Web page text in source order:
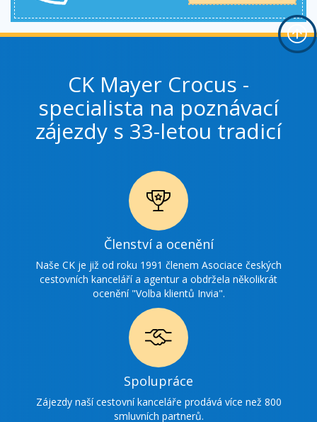
CK Mayer Crocus -
specialista na poznávací
zájezdy s 33-letou tradicí
Ikonka
ocenění
Členství a ocenění
Naše CK je již od roku 1991 členem Asociace českých
cestovních kanceláří a agentur a obdržela několikrát
ocenění "Volba klientů Invia".
Ikonka
spolupráce
Spolupráce
Zájezdy naší cestovní kanceláře prodává více než 800
smluvních partnerů.